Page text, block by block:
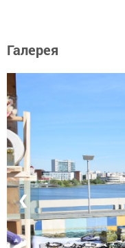
Галерея
❮